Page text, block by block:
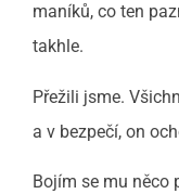
maníků, co ten
takhle.
Přežili jsme.
a v bezpečí, on
Bojím se mu něco